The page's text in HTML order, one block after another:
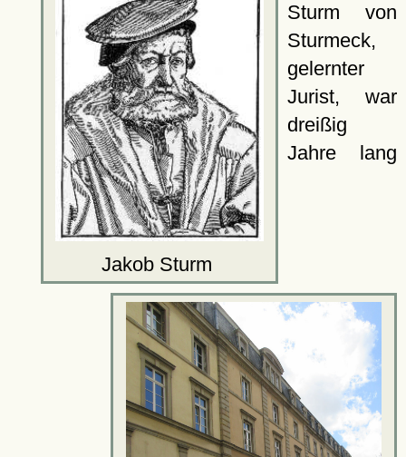
Jakob Sturm
Sturm von
Sturmeck,
gelernter
Jurist, war
dreißig
Jahre lang